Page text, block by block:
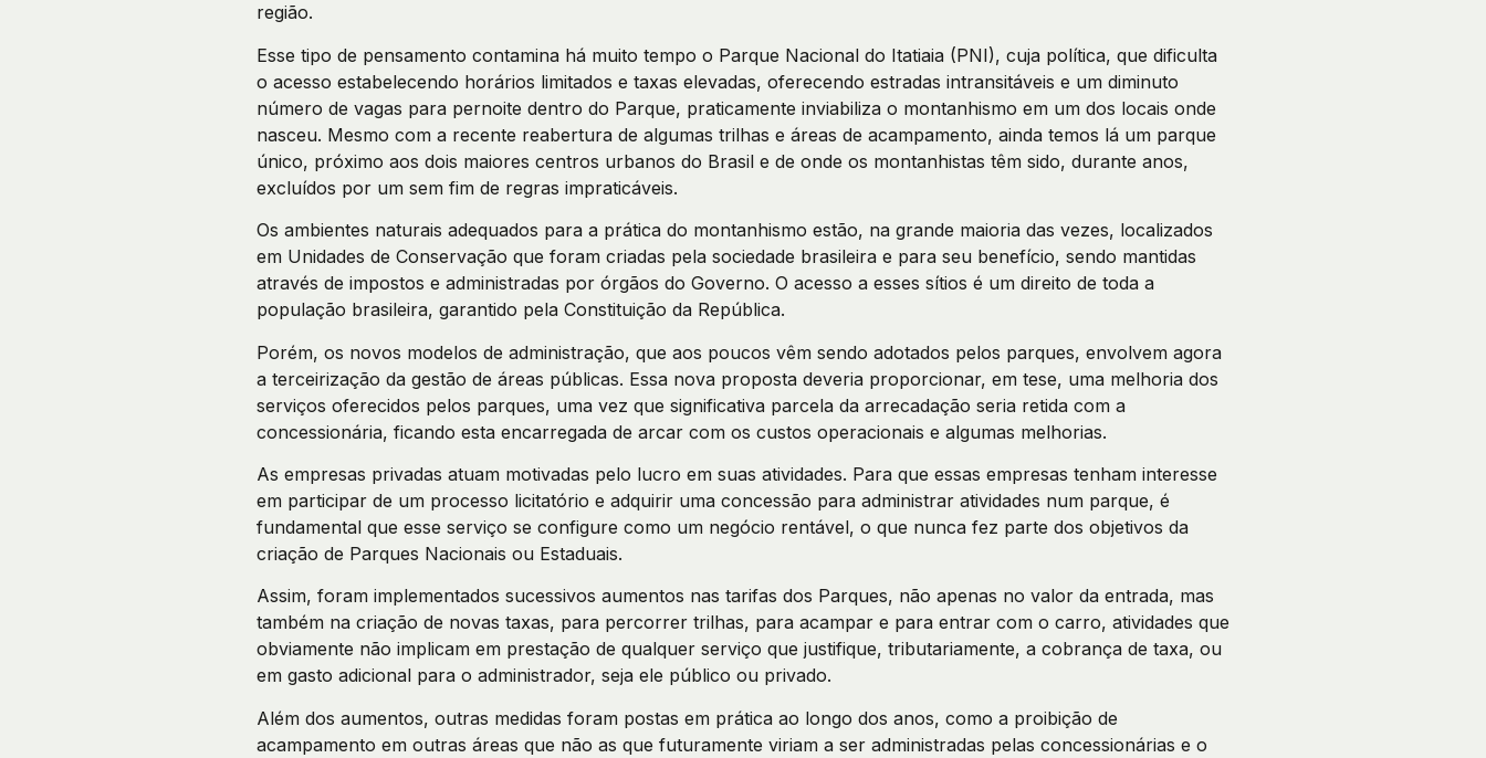
região.
Esse tipo de pensamento contamina há muito tempo o Parque Nacional do Itatiaia (PNI), cuja política, que dificulta
o acesso estabelecendo horários limitados e taxas elevadas, oferecendo estradas intransitáveis e um diminuto
número de vagas para pernoite dentro do Parque, praticamente inviabiliza o montanhismo em um dos locais onde
nasceu. Mesmo com a recente reabertura de algumas trilhas e áreas de acampamento, ainda temos lá um parque
único, próximo aos dois maiores centros urbanos do Brasil e de onde os montanhistas têm sido, durante anos,
excluídos por um sem fim de regras impraticáveis.
Os ambientes naturais adequados para a prática do montanhismo estão, na grande maioria das vezes, localizados
em Unidades de Conservação que foram criadas pela sociedade brasileira e para seu benefício, sendo mantidas
através de impostos e administradas por órgãos do Governo. O acesso a esses sítios é um direito de toda a
população brasileira, garantido pela Constituição da República.
Porém, os novos modelos de administração, que aos poucos vêm sendo adotados pelos parques, envolvem agora
a terceirização da gestão de áreas públicas. Essa nova proposta deveria proporcionar, em tese, uma melhoria dos
serviços oferecidos pelos parques, uma vez que significativa parcela da arrecadação seria retida com a
concessionária, ficando esta encarregada de arcar com os custos operacionais e algumas melhorias.
As empresas privadas atuam motivadas pelo lucro em suas atividades. Para que essas empresas tenham interesse
em participar de um processo licitatório e adquirir uma concessão para administrar atividades num parque, é
fundamental que esse serviço se configure como um negócio rentável, o que nunca fez parte dos objetivos da
criação de Parques Nacionais ou Estaduais.
Assim, foram implementados sucessivos aumentos nas tarifas dos Parques, não apenas no valor da entrada, mas
também na criação de novas taxas, para percorrer trilhas, para acampar e para entrar com o carro, atividades que
obviamente não implicam em prestação de qualquer serviço que justifique, tributariamente, a cobrança de taxa, ou
em gasto adicional para o administrador, seja ele público ou privado.
Além dos aumentos, outras medidas foram postas em prática ao longo dos anos, como a proibição de
acampamento em outras áreas que não as que futuramente viriam a ser administradas pelas concessionárias e o